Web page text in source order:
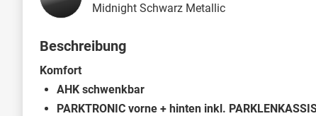
Midnight Schwarz Metallic
Beschreibung
Komfort
AHK schwenkbar
PARKTRONIC vorne + hinten inkl.